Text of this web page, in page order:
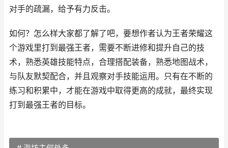
对手的疏漏，给予有力反击。
如何？怎么样大家都了解了吧，要想作者认为王者荣耀这
个游戏里打到最强王者，需要不断进修和提升自己的技
术，熟悉英雄技能特点，合理搭配装备，熟悉地图战术，
与队友默契配合，并且观察对手技能运用。只有在不断的
练习和积累中，才能在游戏中取得更高的成就，最终实现
打到最强王者的目标。